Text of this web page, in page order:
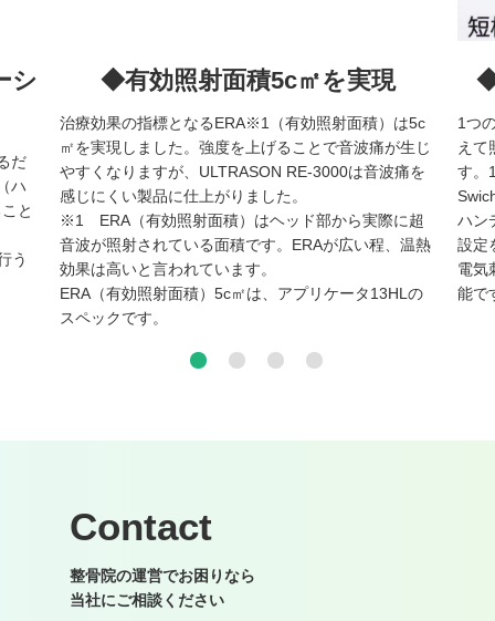
シ
だ
ハ
と
う
◆有効照射面積5c㎡を実現
治療効果の指標となるERA※1（有効照射面積）は5c
㎡を実現しました。強度を上げることで音波痛が生じ
やすくなりますが、ULTRASON RE-3000は音波痛を
感じにくい製品に仕上がりました。
※1 ERA（有効照射面積）はヘッド部から実際に超
音波が照射されている面積です。ERAが広い程、温熱
効果は高いと言われています。
ERA（有効照射面積）5c㎡は、アプリケータ13HLの
スペックです。
1つ
えて
す。
ハン
設定
電気
能で
Contact
整骨院の運営でお困りなら
当社にご相談ください